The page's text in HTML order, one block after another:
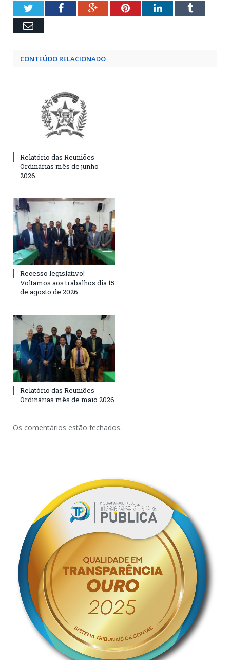
TwitterFacebookGoogle+PinterestLinkedInTumblr
Email
CONTEÚDO RELACIONADO
Relatório das Reuniões
Ordinárias mês de junho
2026
Recesso legislativo!
Voltamos aos trabalhos dia 15
de agosto de 2026
Relatório das Reuniões
Ordinárias mês de maio 2026
Os comentários estão fechados.